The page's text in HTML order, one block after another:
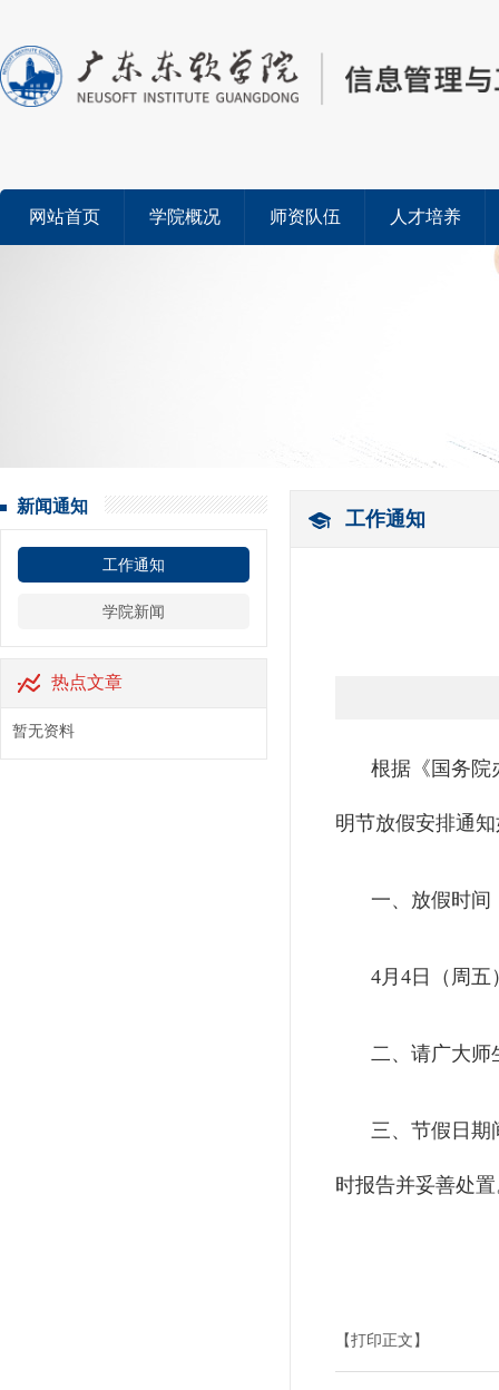
网站首页 学院概况 师资队伍 人才培养
新闻通知
工作通知
学院新闻
热点文章
暂无资料
工作通知
根据《国务院
明节放假安排通
一、放假时
4月4日（周五
二、请广大师
三、节假日期
时报告并妥善处
【打印正文】